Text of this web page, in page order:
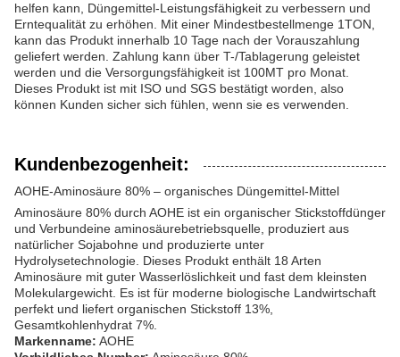
helfen kann, Düngemittel-Leistungsfähigkeit zu verbessern und
Erntequalität zu erhöhen. Mit einer Mindestbestellmenge 1TON,
kann das Produkt innerhalb 10 Tage nach der Vorauszahlung
geliefert werden. Zahlung kann über T-/Tablagerung geleistet
werden und die Versorgungsfähigkeit ist 100MT pro Monat.
Dieses Produkt ist mit ISO und SGS bestätigt worden, also
können Kunden sicher sich fühlen, wenn sie es verwenden.
Kundenbezogenheit:
AOHE-Aminosäure 80% – organisches Düngemittel-Mittel
Aminosäure 80% durch AOHE ist ein organischer Stickstoffdünger
und Verbundeine aminosäurebetriebsquelle, produziert aus
natürlicher Sojabohne und produzierte unter
Hydrolysetechnologie. Dieses Produkt enthält 18 Arten
Aminosäure mit guter Wasserlöslichkeit und fast dem kleinsten
Molekulargewicht. Es ist für moderne biologische Landwirtschaft
perfekt und liefert organischen Stickstoff 13%,
Gesamtkohlenhydrat 7%.
Markenname: AOHE